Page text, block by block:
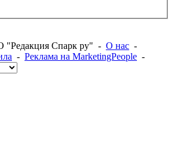
"Редакция Спарк ру" - О нас -
- Реклама на MarketingPeople -